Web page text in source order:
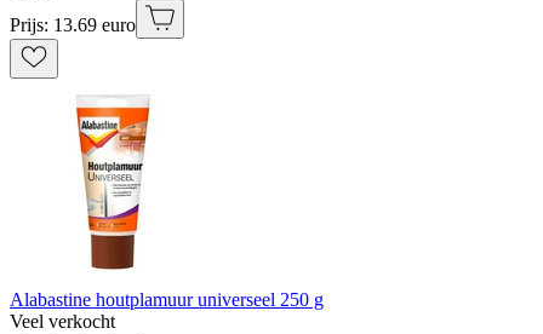
Prijs: 13.69 euro
Alabastine houtplamuur universeel 250 g
Veel verkocht